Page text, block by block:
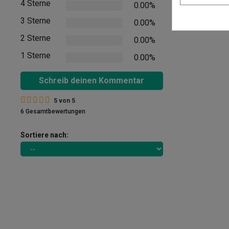
4 Sterne
0.00%
3 Sterne
0.00%
2 Sterne
0.00%
1 Sterne
0.00%
Schreib deinen Kommentar
5 von 5
6 Gesamtbewertungen
Sortiere nach: